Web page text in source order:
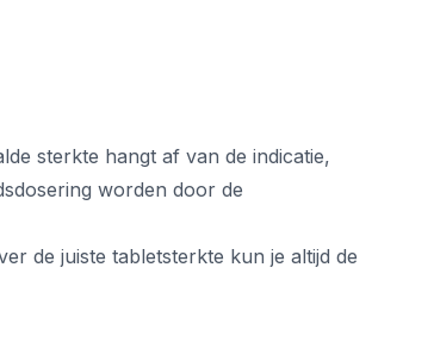
sterkte hangt af van de indicatie,
worden door de
de juiste tabletsterkte kun je altijd de